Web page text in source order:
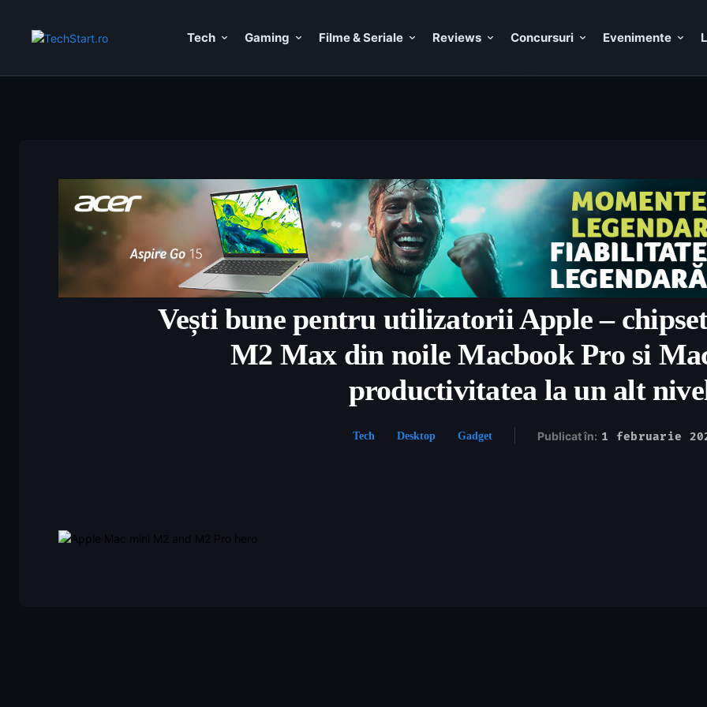
Tech Gaming Filme & Seriale Reviews Concursuri Evenimente
Vești bune pentru utilizatorii Apple –
M2 Max din noile Macbook Pro si
productivitatea la un alt
Tech Desktop Gadget Publicat în: 1 februarie